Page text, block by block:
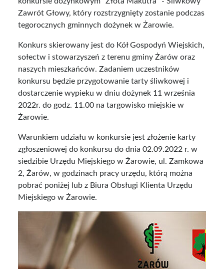
Zawrót Głowy, który rozstrzygnięty zostanie podczas
tegorocznych gminnych dożynek w Żarowie.
Konkurs skierowany jest do Kół Gospodyń Wiejskich,
sołectw i stowarzyszeń z terenu gminy Żarów oraz
naszych mieszkańców. Zadaniem uczestników
konkursu będzie przygotowanie tarty śliwkowej i
dostarczenie wypieku w dniu dożynek 11 września
2022r. do godz. 11.00 na targowisko miejskie w
Żarowie.
Warunkiem udziału w konkursie jest złożenie karty
zgłoszeniowej do konkursu do dnia 02.09.2022 r. w
siedzibie Urzędu Miejskiego w Żarowie, ul. Zamkowa
2, Żarów, w godzinach pracy urzędu, którą można
pobrać poniżej lub z Biura Obsługi Klienta Urzędu
Miejskiego w Żarowie.